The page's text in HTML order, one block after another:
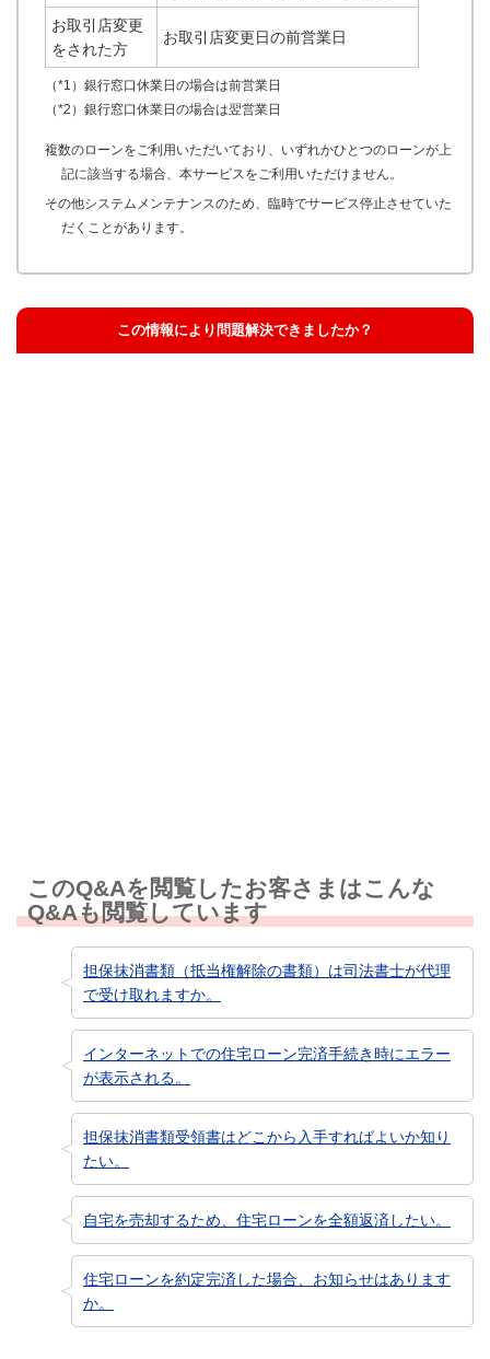
お取引店変更
をされた方
お取引店変更日の前営業日
（*1）銀行窓口休業日の場合は前営業日
（*2）銀行窓口休業日の場合は翌営業日
複数のローンをご利用いただいており、いずれかひとつのローンが上
記に該当する場合、本サービスをご利用いただけません。
その他システムメンテナンスのため、臨時でサービス停止させていた
だくことがあります。
この情報により問題解決できましたか？
このQ&Aを閲覧したお客さまはこんな
Q&Aも閲覧しています
担保抹消書類（抵当権解除の書類）は司法書士が代理
で受け取れますか。
インターネットでの住宅ローン完済手続き時にエラー
が表示される。
担保抹消書類受領書はどこから入手すればよいか知り
たい。
自宅を売却するため、住宅ローンを全額返済したい。
住宅ローンを約定完済した場合、お知らせはあります
か。